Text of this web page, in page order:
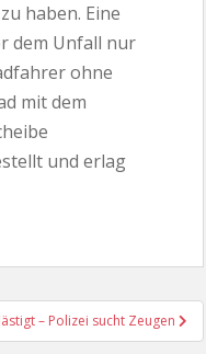
haben. Eine
dem Unfall nur
ohne
mit dem
und erlag
– Polizei sucht Zeugen